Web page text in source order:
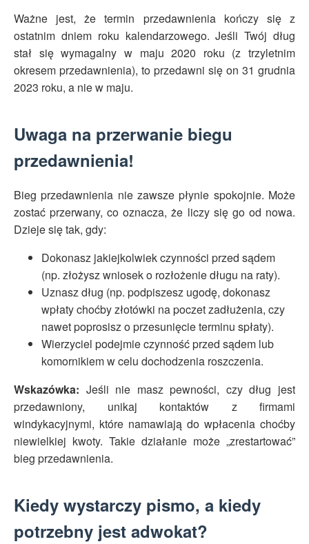
Ważne jest, że termin przedawnienia kończy się z
ostatnim dniem roku kalendarzowego. Jeśli Twój dług
stał się wymagalny w maju 2020 roku (z trzyletnim
okresem przedawnienia), to przedawni się on 31 grudnia
2023 roku, a nie w maju.
Uwaga na przerwanie biegu
przedawnienia!
Bieg przedawnienia nie zawsze płynie spokojnie. Może
zostać przerwany, co oznacza, że liczy się go od nowa.
Dzieje się tak, gdy:
Dokonasz jakiejkolwiek czynności przed sądem
(np. złożysz wniosek o rozłożenie długu na raty).
Uznasz dług (np. podpiszesz ugodę, dokonasz
wpłaty choćby złotówki na poczet zadłużenia, czy
nawet poprosisz o przesunięcie terminu spłaty).
Wierzyciel podejmie czynność przed sądem lub
komornikiem w celu dochodzenia roszczenia.
Wskazówka: Jeśli nie masz pewności, czy dług jest
przedawniony, unikaj kontaktów z firmami
windykacyjnymi, które namawiają do wpłacenia choćby
niewielkiej kwoty. Takie działanie może „zrestartować”
bieg przedawnienia.
Kiedy wystarczy pismo, a kiedy
potrzebny jest adwokat?